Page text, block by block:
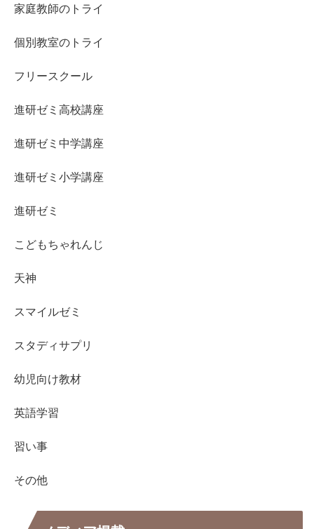
家庭教師のトライ
個別教室のトライ
フリースクール
進研ゼミ高校講座
進研ゼミ中学講座
進研ゼミ小学講座
進研ゼミ
こどもちゃれんじ
天神
スマイルゼミ
スタディサプリ
幼児向け教材
英語学習
習い事
その他